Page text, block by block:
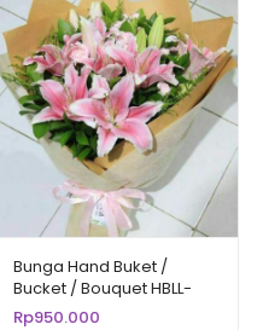
Bunga Hand Buket /
Bucket / Bouquet HBLL-
9501
Rp950.000